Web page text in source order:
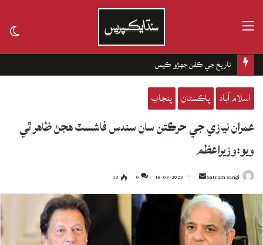
تاريخ جي ڪفن جھڙو ڪيس
اسلام آباد پاڪستان پنجاب
عمران نيازي جي حرڪتن سان سندس فاشسٽ هجڻ ظاهر ٿي
ويو:وزيراعظم
Satram Sangi
Send
an
email
18-03-2023
0
13